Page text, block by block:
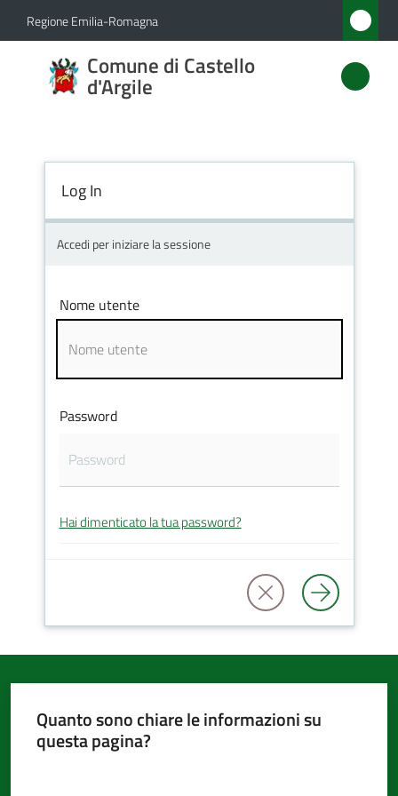
Vai al contenuto
Vai alla navigazione
Vai al footer
Regione Emilia-Romagna
Comune di Castello
d'Argile
Comune
di
Amministrazione
Servizi
Vivere
d'Argile
Amministrazione
argomenti...
Seguici
Log In
Accedi per iniziare la sessione
Nome utente
Password
Hai dimenticato la tua password?
Quanto sono chiare le informazioni su
questa pagina?